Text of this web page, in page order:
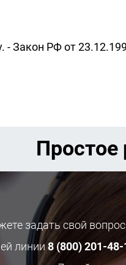
- Закон РФ от
Простое
задать свой
линии8 (800) 201-48-